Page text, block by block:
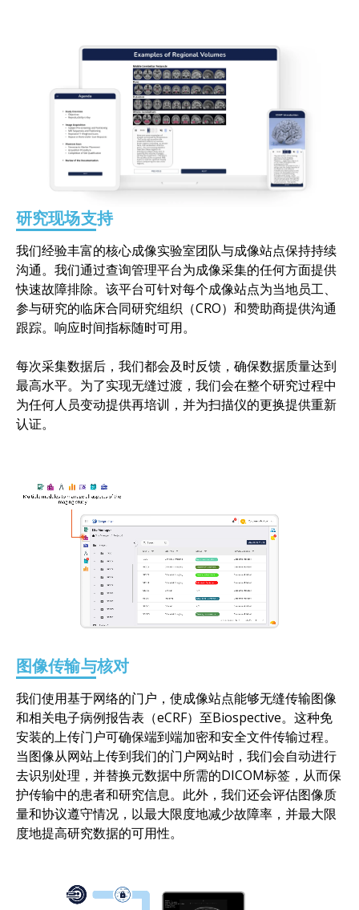
研究现场支持
我们经验丰富的核心成像实验室团队与成像站点保持持续
沟通。我们通过查询管理平台为成像采集的任何方面提供
快速故障排除。该平台可针对每个成像站点为当地员工、
参与研究的临床合同研究组织（CRO）和赞助商提供沟通
跟踪。响应时间指标随时可用。
每次采集数据后，我们都会及时反馈，确保数据质量达到
最高水平。为了实现无缝过渡，我们会在整个研究过程中
为任何人员变动提供再培训，并为扫描仪的更换提供重新
认证。
图像传输与核对
我们使用基于网络的门户，使成像站点能够无缝传输图像
和相关电子病例报告表（eCRF）至Biospective。这种免
安装的上传门户可确保端到端加密和安全文件传输过程。
当图像从网站上传到我们的门户网站时，我们会自动进行
去识别处理，并替换元数据中所需的DICOM标签，从而保
护传输中的患者和研究信息。此外，我们还会评估图像质
量和协议遵守情况，以最大限度地减少故障率，并最大限
度地提高研究数据的可用性。